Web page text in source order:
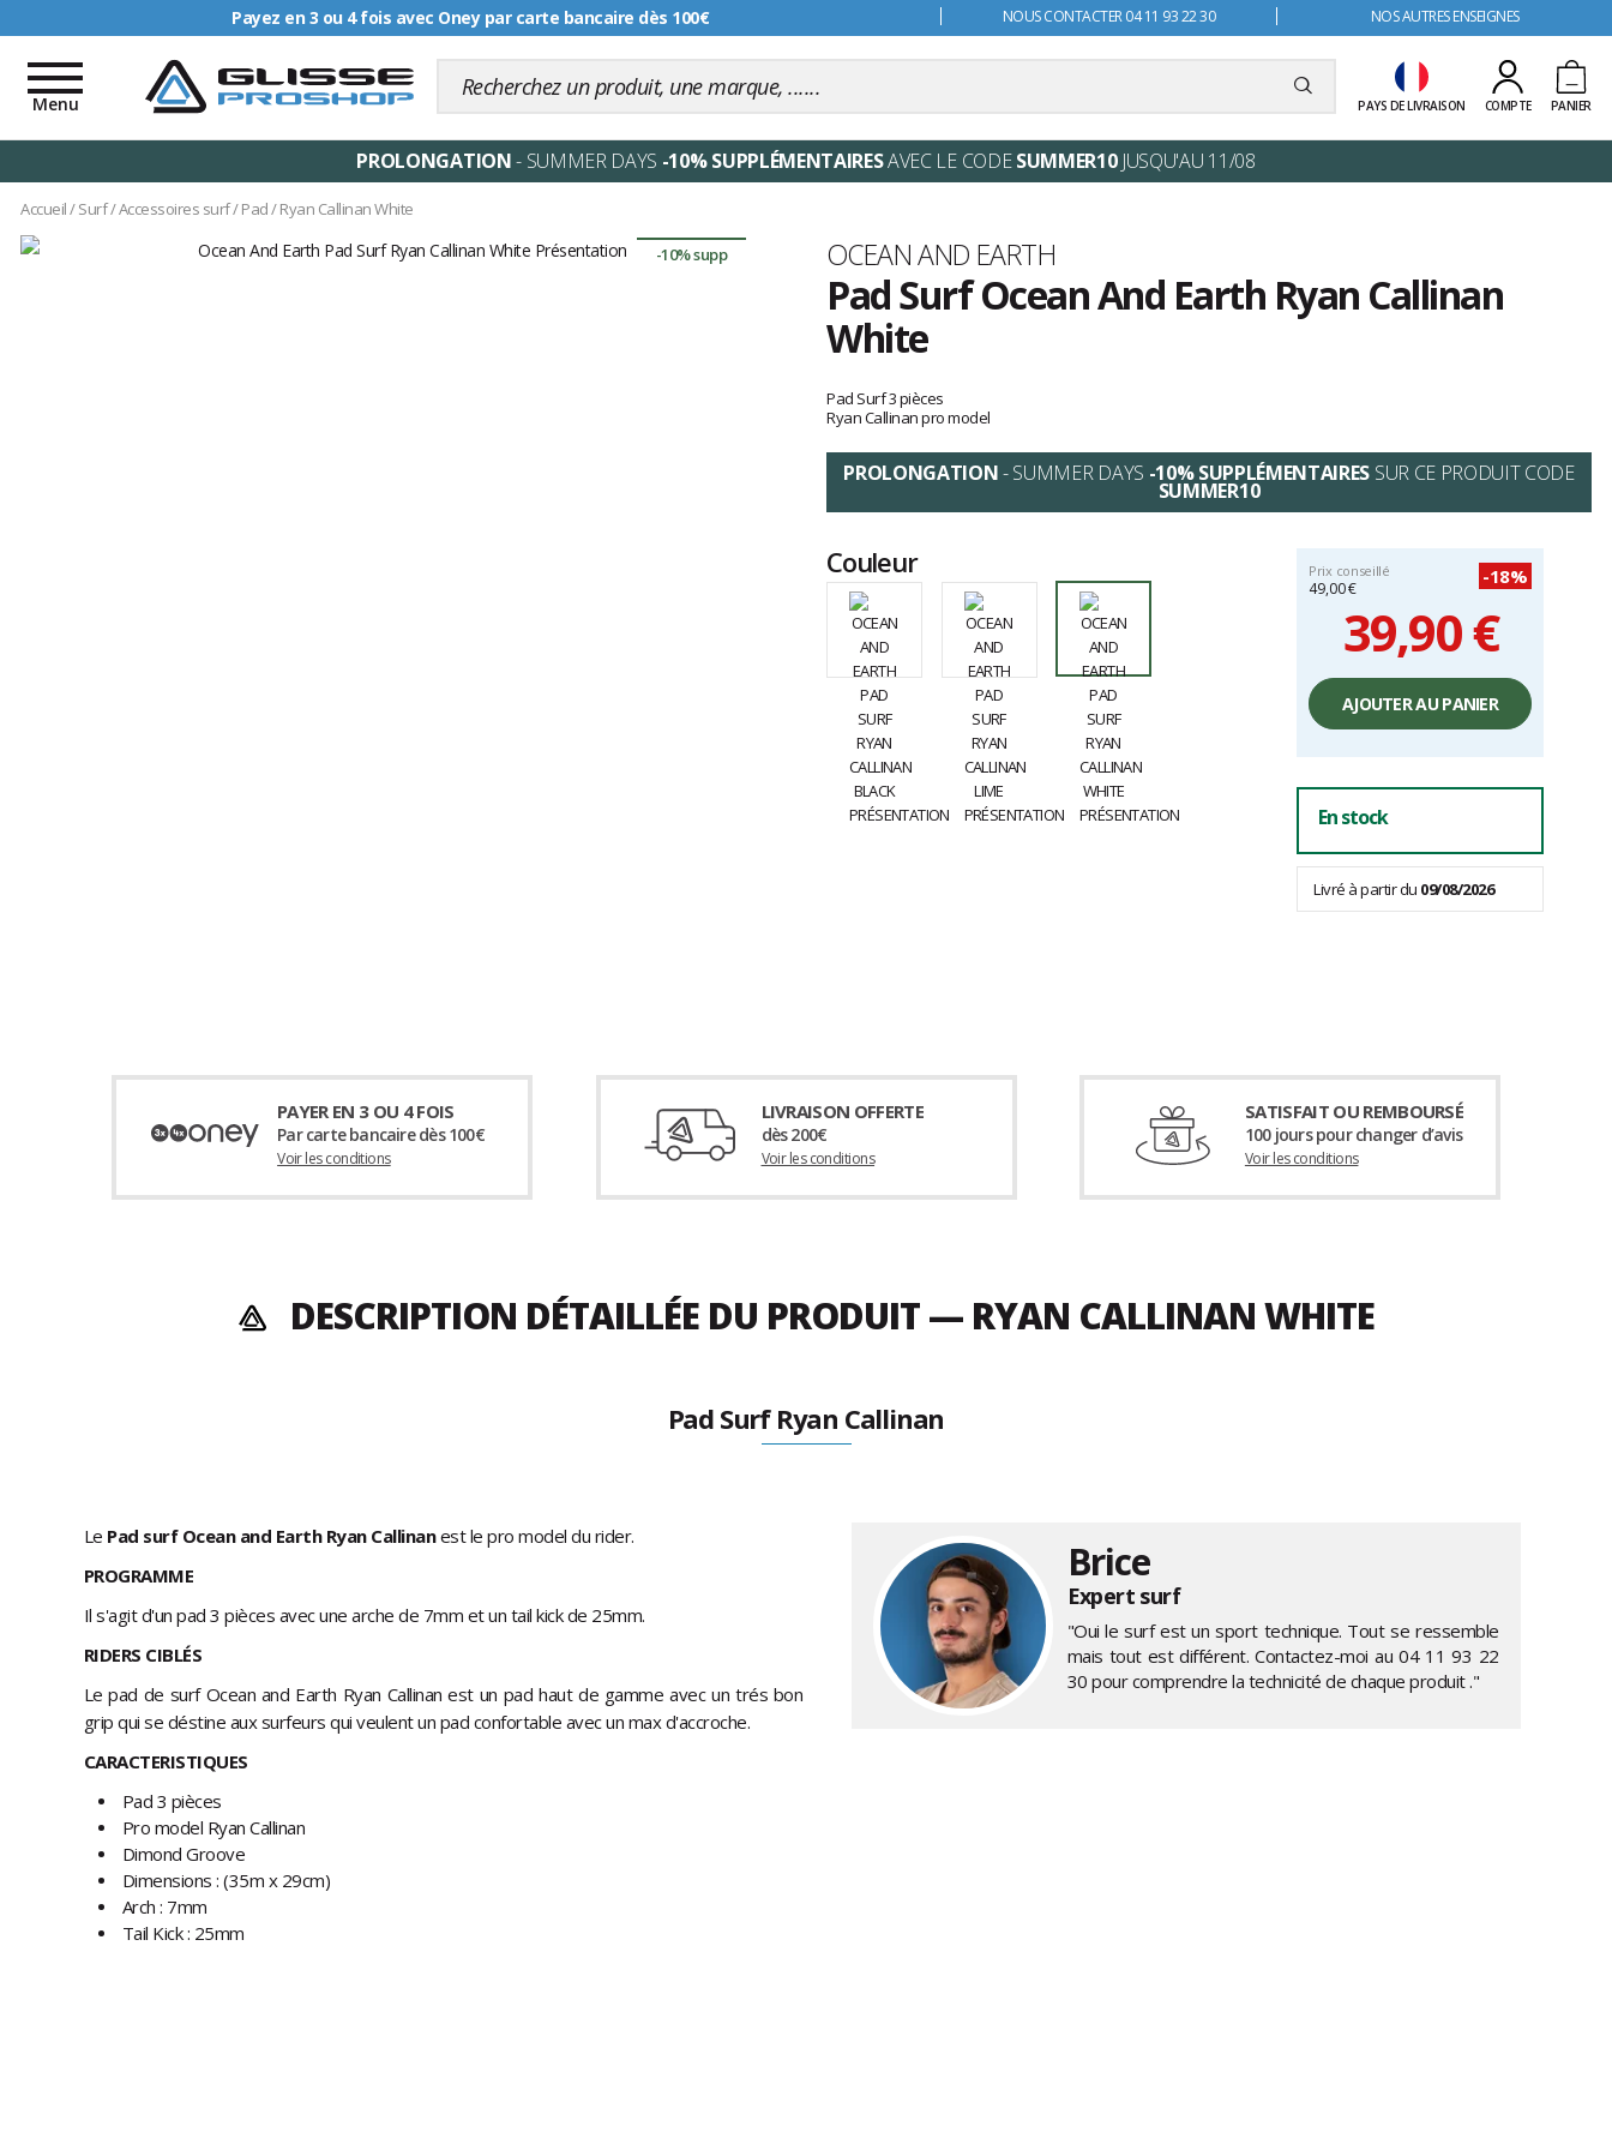
Livraison offerte dès 99€ NOUS CONTACTER 04 11 93 22 30 NOS AUTRES ENSEIGNES
PAYS DE LIVRAISON COMPTE PANIER
Toggle
navigation
Menu
PROLONGATION- SUMMER DAYS -10% SUPPLÉMENTAIRESAVEC LE CODESUMMER10JUSQU'AU 11/08
Accueil/Surf/Accessoires surf/Pad/Ryan Callinan White
-10% supp Marque
OCEAN AND EARTH
Pad Surf Ocean And Earth Ryan Callinan
White
avis
clients
Pad Surf 3 pièces
Ryan Callinan pro model
PROLONGATION- SUMMER DAYS -10% SUPPLÉMENTAIRES SUR CE PRODUIT CODE
SUMMER10
Couleur Prix conseillé
49,00 €
-18%
39,90 €
Prix
unitaire,
hors
frais
AJOUTER AU PANIER
En stock
Livré à partir du 09/08/2026
PAYER EN 3 OU 4 FOIS
Par carte bancaire dès 100€
Voir les conditions
LIVRAISON OFFERTE
dès 200€
Voir les conditions
SATISFAIT OU REMBOURSÉ
100 jours pour changer d’avis
Voir les conditions
DESCRIPTION DÉTAILLÉE DU PRODUIT — RYAN CALLINAN WHITE
Pad Surf Ryan Callinan
Le Pad surf Ocean and Earth Ryan Callinanest le pro model du rider.
PROGRAMME
Il s'agit d'un pad 3 pièces avec une arche de 7mm et un tail kick de 25mm.
RIDERS CIBLÉS
Le pad de surf Ocean and Earth Ryan Callinan est un pad haut de gamme avec un trés bon
grip qui se déstine aux surfeurs qui veulent un pad confortable avec un max d'accroche.
CARACTERISTIQUES
Pad 3 pièces
Pro model Ryan Callinan
Dimond Groove
Dimensions : (35m x 29cm)
Arch : 7mm
Tail Kick : 25mm
Brice
Expert surf
"Oui le surf est un sport technique. Tout se ressemble
mais tout est différent. Contactez-moi au04 11 93 22
30 pour comprendre la technicité de chaque produit ."